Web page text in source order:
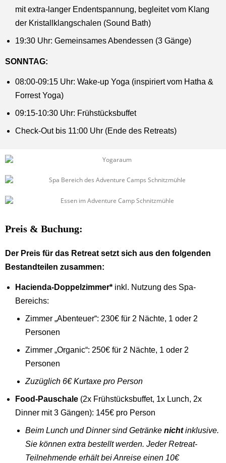
mit extra-langer Endentspannung, begleitet vom Klang
der Kristallklangschalen (Sound Bath)
19:30 Uhr: Gemeinsames Abendessen (3 Gänge)
SONNTAG:
08:00-09:15 Uhr: Wake-up Yoga (inspiriert vom Hatha &
Forrest Yoga)
09:15-10:30 Uhr: Frühstücksbuffet
Check-Out bis 11:00 Uhr (Ende des Retreats)
Preis & Buchung:
Der Preis für das Retreat setzt sich aus den folgenden
Bestandteilen zusammen:
Hacienda-Doppelzimmer* inkl. Nutzung des Spa-
Bereichs:
Zimmer „Abenteuer“: 230€ für 2 Nächte, 1 oder 2
Personen
Zimmer „Organic“: 250€ für 2 Nächte, 1 oder 2
Personen
Zuzüglich 6€ Kurtaxe pro Person
Food-Pauschale (2x Frühstücksbuffet, 1x Lunch, 2x
Dinner mit 3 Gängen): 145€ pro Person
Beim Lunch und Dinner sind Getränke nichtinklusive.
Sie können extra bestellt werden. Jeder Retreat-
Teilnehmende erhält bei Anreise einen 10€